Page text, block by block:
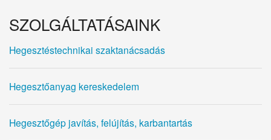
SZOLGÁLTATÁSAINK
Hegesztéstechnikai szaktanácsadás
Hegesztőanyag kereskedelem
Hegesztőgép javítás, felújítás, karbantartás